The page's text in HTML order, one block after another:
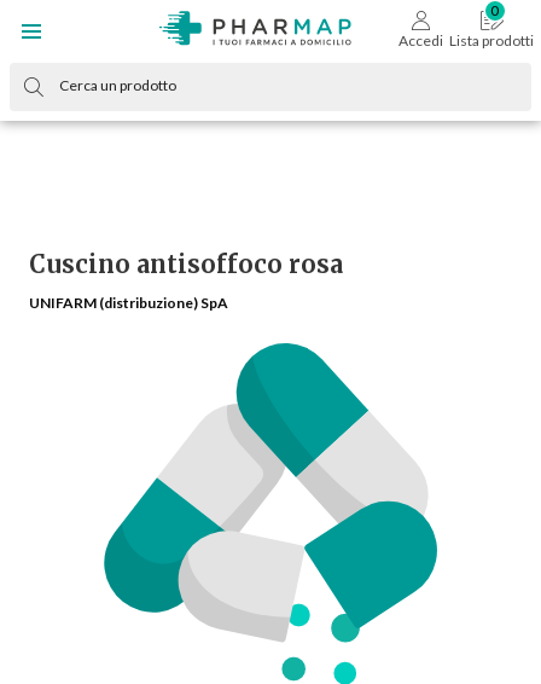
Accedi Lista prodotti
Cuscino antisoffoco rosa
UNIFARM (distribuzione) SpA